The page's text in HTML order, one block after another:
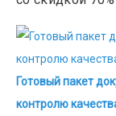
Готовый пакет
контролю